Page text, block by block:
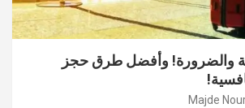
والضرورة! وأفضل طرق حجز
Majde